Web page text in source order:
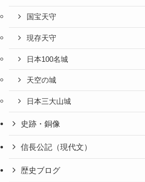
国宝天守
現存天守
日本100名城
天空の城
日本三大山城
史跡・銅像
信長公記（現代文）
歴史ブログ